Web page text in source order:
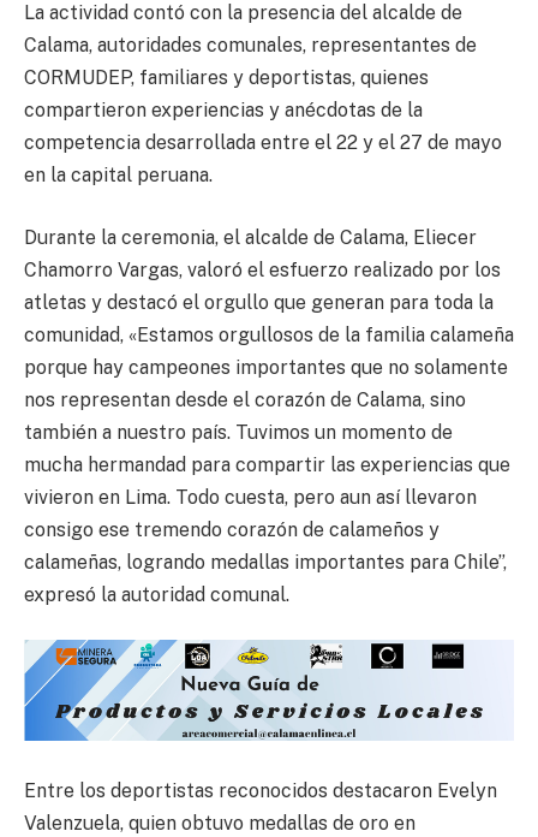
La actividad contó con la presencia del alcalde de
Calama, autoridades comunales, representantes de
CORMUDEP, familiares y deportistas, quienes
compartieron experiencias y anécdotas de la
competencia desarrollada entre el 22 y el 27 de mayo
en la capital peruana.
Durante la ceremonia, el alcalde de Calama, Eliecer
Chamorro Vargas, valoró el esfuerzo realizado por los
atletas y destacó el orgullo que generan para toda la
comunidad, «Estamos orgullosos de la familia calameña
porque hay campeones importantes que no solamente
nos representan desde el corazón de Calama, sino
también a nuestro país. Tuvimos un momento de
mucha hermandad para compartir las experiencias que
vivieron en Lima. Todo cuesta, pero aun así llevaron
consigo ese tremendo corazón de calameños y
calameñas, logrando medallas importantes para Chile”,
expresó la autoridad comunal.
Entre los deportistas reconocidos destacaron Evelyn
Valenzuela, quien obtuvo medallas de oro en